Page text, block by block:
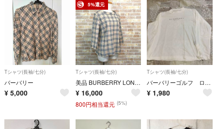
Tシャツ(長袖/七分)
バーバリー
¥ 5,000
5%還元
Tシャツ(長袖/七分)
美品 BURBERRY LONDON ノバチェック 七分袖 トップス ベージュ 8
¥ 16,000
800円相当還元 (5%)
Tシャツ(長袖/七分)
バーバリーゴルフ ロンT
¥ 1,980